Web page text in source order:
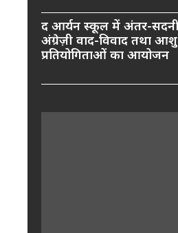
द आर्यन स्कूल में अंतर-
अंग्रेज़ी वाद-विवाद तथा
प्रतियोगिताओं का आयोजन